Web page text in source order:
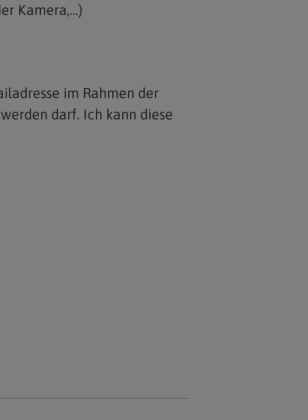
Kamera,...)
im Rahmen der
kann diese